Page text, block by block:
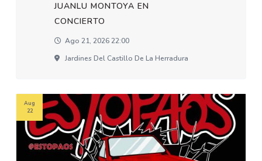
JUANLU MONTOYA EN
CONCIERTO
Ago 21, 2026 22:00
Jardines Del Castillo De La Herradura
Aug
22